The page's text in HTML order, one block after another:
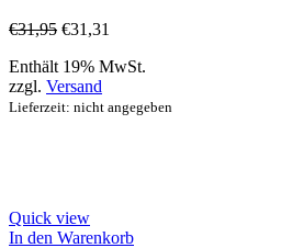
€31,95 €31,31
Enthält 19% MwSt.
zzgl. Versand
Lieferzeit: nicht angegeben
Quick view
In den Warenkorb